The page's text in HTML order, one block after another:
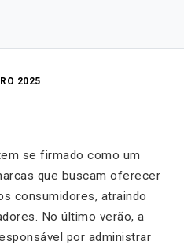
2025
se firmado como um
que buscam oferecer
consumidores, atraindo
No último verão, a
por administrar